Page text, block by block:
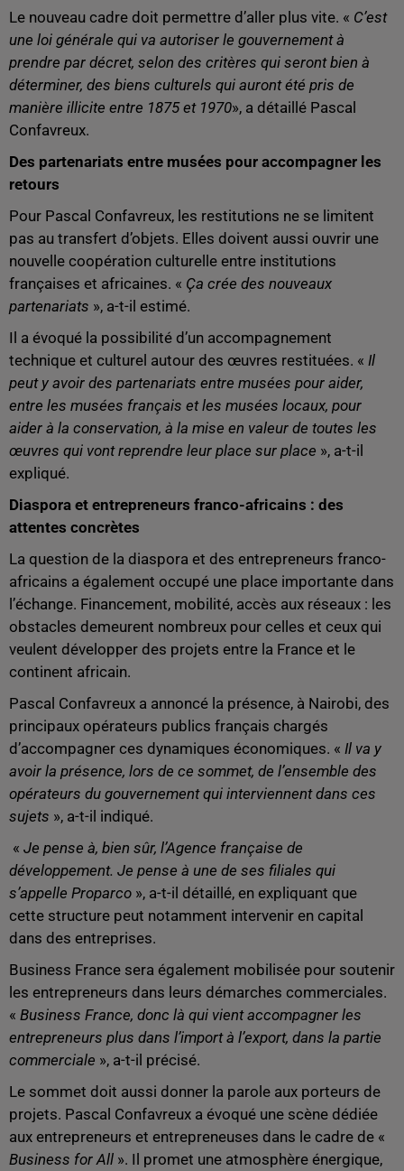
Le nouveau cadre doit permettre d’aller plus vite. « C’est
une loi générale qui va autoriser le gouvernement à
prendre par décret, selon des critères qui seront bien à
déterminer, des biens culturels qui auront été pris de
manière illicite entre 1875 et 1970», a détaillé Pascal
Confavreux.
Des partenariats entre musées pour accompagner les
retours
Pour Pascal Confavreux, les restitutions ne se limitent
pas au transfert d’objets. Elles doivent aussi ouvrir une
nouvelle coopération culturelle entre institutions
françaises et africaines. « Ça crée des nouveaux
partenariats », a-t-il estimé.
Il a évoqué la possibilité d’un accompagnement
technique et culturel autour des œuvres restituées. « Il
peut y avoir des partenariats entre musées pour aider,
entre les musées français et les musées locaux, pour
aider à la conservation, à la mise en valeur de toutes les
œuvres qui vont reprendre leur place sur place », a-t-il
expliqué.
Diaspora et entrepreneurs franco-africains : des
attentes concrètes
La question de la diaspora et des entrepreneurs franco-
africains a également occupé une place importante dans
l’échange. Financement, mobilité, accès aux réseaux : les
obstacles demeurent nombreux pour celles et ceux qui
veulent développer des projets entre la France et le
continent africain.
Pascal Confavreux a annoncé la présence, à Nairobi, des
principaux opérateurs publics français chargés
d’accompagner ces dynamiques économiques. « Il va y
avoir la présence, lors de ce sommet, de l’ensemble des
opérateurs du gouvernement qui interviennent dans ces
sujets », a-t-il indiqué.
« Je pense à, bien sûr, l’Agence française de
développement. Je pense à une de ses filiales qui
s’appelle Proparco », a-t-il détaillé, en expliquant que
cette structure peut notamment intervenir en capital
dans des entreprises.
Business France sera également mobilisée pour soutenir
les entrepreneurs dans leurs démarches commerciales.
« Business France, donc là qui vient accompagner les
entrepreneurs plus dans l’import à l’export, dans la partie
commerciale », a-t-il précisé.
Le sommet doit aussi donner la parole aux porteurs de
projets. Pascal Confavreux a évoqué une scène dédiée
aux entrepreneurs et entrepreneuses dans le cadre de «
Business for All ». Il promet une atmosphère énergique,